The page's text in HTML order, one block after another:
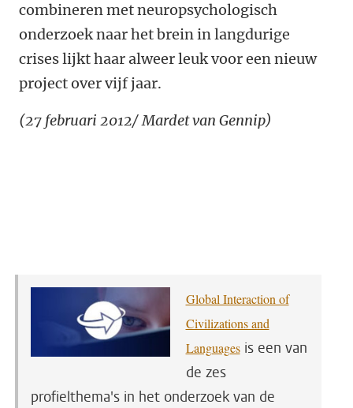
combineren met neuropsychologisch
onderzoek naar het brein in langdurige
crises lijkt haar alweer leuk voor een nieuw
project over vijf jaar.
(27 februari 2012/ Mardet van Gennip)
Global Interaction of
Civilizations and
Languagesis een van
de zes
profielthema's in het onderzoek van de